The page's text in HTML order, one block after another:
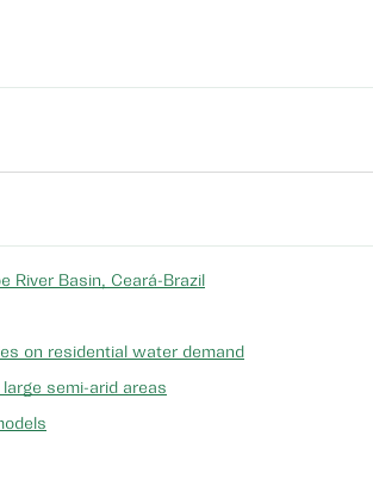
River Basin, Ceará-Brazil
on residential water demand
semi-arid areas